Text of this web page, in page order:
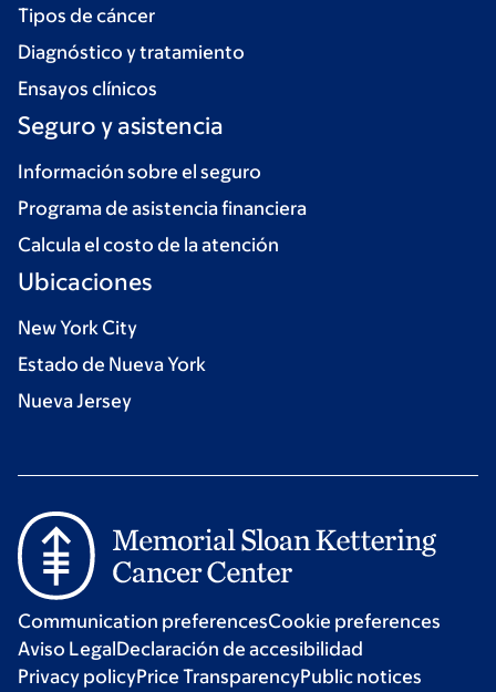
Tipos de cáncer
Diagnóstico y tratamiento
Ensayos clínicos
Seguro y asistencia
Información sobre el seguro
Programa de asistencia financiera
Calcula el costo de la atención
Ubicaciones
New York City
Estado de Nueva York
Nueva Jersey
Communication preferencesCookie preferences
Aviso LegalDeclaración de accesibilidad
Privacy policyPrice TransparencyPublic notices